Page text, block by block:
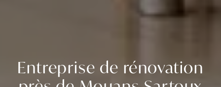
Entreprise de rénovation